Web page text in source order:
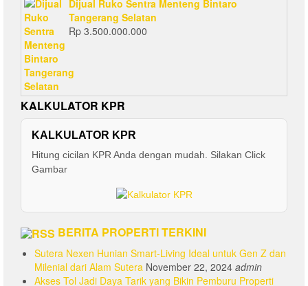
Dijual Ruko Sentra Menteng Bintaro
Tangerang Selatan
Rp 3.500.000.000
KALKULATOR KPR
KALKULATOR KPR
Hitung cicilan KPR Anda dengan mudah. Silakan Click
Gambar
BERITA PROPERTI TERKINI
Sutera Nexen Hunian Smart-Living Ideal untuk Gen Z dan
Milenial dari Alam Sutera November 22, 2024 admin
Akses Tol Jadi Daya Tarik yang Bikin Pemburu Properti